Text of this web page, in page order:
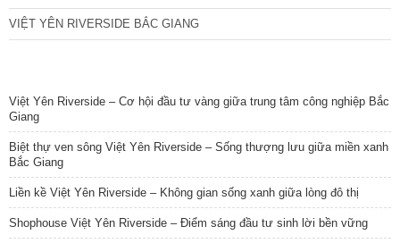
VIỆT YÊN RIVERSIDE BẮC GIANG
Việt Yên Riverside – Cơ hội đầu tư vàng giữa trung tâm công nghiệp Bắc
Giang
Biệt thự ven sông Việt Yên Riverside – Sống thượng lưu giữa miền xanh
Bắc Giang
Liền kề Việt Yên Riverside – Không gian sống xanh giữa lòng đô thị
Shophouse Việt Yên Riverside – Điểm sáng đầu tư sinh lời bền vững